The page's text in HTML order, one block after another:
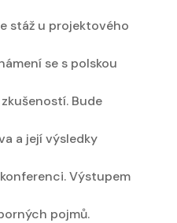
stáž u projektového
se s polskou
Bude
a její výsledky
Výstupem
pojmů.